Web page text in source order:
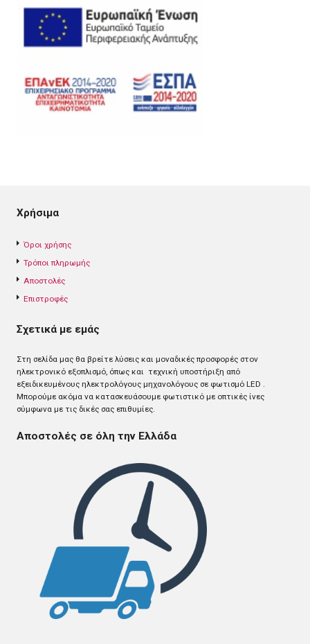
Χρήσιμα
Όροι χρήσης
Τρόποι πληρωμής
Αποστολές
Επιστροφές
Σχετικά με εμάς
Στη σελίδα μας θα βρείτε λύσεις και μοναδικές προσφορές στον
ηλεκτρονικό εξοπλισμό, όπως και τεχνική υποστήριξη από
εξειδικευμένους ηλεκτρολόγους μηχανολόγους σε φωτισμό LED .
Mπορούμε ακόμα να κατασκευάσουμε φωτιστικό με οπτικές ίνες
σύμφωνα με τις δικές σας επιθυμίες.
Αποστολές σε όλη την Ελλάδα